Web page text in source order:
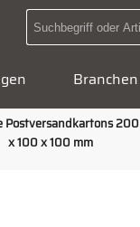
Branchen
Postversandkartons 200
x 100 x 100 mm